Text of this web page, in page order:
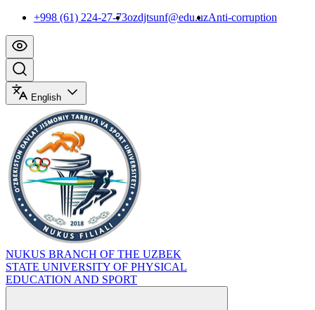
+998 (61) 224-27-73ozdjtsunf@edu.uzAnti-corruption
English
NUKUS BRANCH OF THE UZBEK
STATE UNIVERSITY OF PHYSICAL
EDUCATION AND SPORT